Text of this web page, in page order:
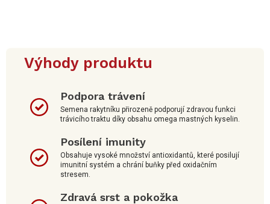
Výhody produktu
Podpora trávení
Semena rakytníku přirozeně podporují zdravou funkci
trávicího traktu díky obsahu omega mastných kyselin.
Posílení imunity
Obsahuje vysoké množství antioxidantů, které posilují
imunitní systém a chrání buňky před oxidačním
stresem.
Zdravá srst a pokožka